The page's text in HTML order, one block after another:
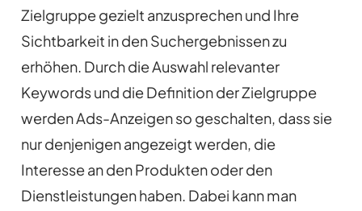
Zielgruppe gezielt anzusprechen und Ihre
Sichtbarkeit in den Suchergebnissen zu
erhöhen. Durch die Auswahl relevanter
Keywords und die Definition der Zielgruppe
werden Ads-Anzeigen so geschalten, dass sie
nur denjenigen angezeigt werden, die
Interesse an den Produkten oder den
Dienstleistungen haben. Dabei kann man